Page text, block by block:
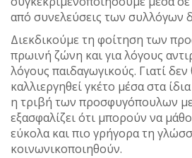
από συνελεύσεις των συλλόγων
Διεκδικούμε τη φοίτηση των
πρωινή ζώνη και για λόγους
λόγους παιδαγωγικούς. Γιατί
καλλιεργηθεί γκέτο μέσα στα
η τριβή των προσφυγόπουλων
εξασφαλίζει ότι μπορούν να
εύκολα και πιο γρήγορα τη
κοινωνικοποιηθούν.